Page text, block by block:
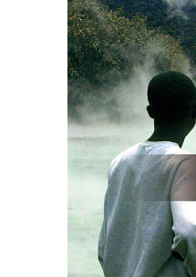
21 sierpnia
Kamerunie
pawiany, zebu i
trawie – tak
mężczyzn,
drzewa palmowe
są fakty. Ale